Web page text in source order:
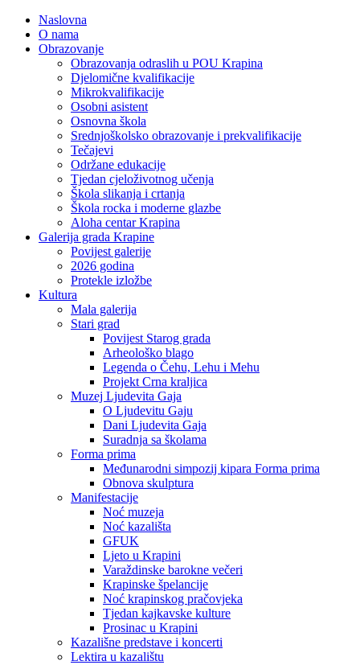
Naslovna
O nama
Obrazovanje
Obrazovanja odraslih u POU Krapina
Djelomične kvalifikacije
Mikrokvalifikacije
Osobni asistent
Osnovna škola
Srednjoškolsko obrazovanje i prekvalifikacije
Tečajevi
Održane edukacije
Tjedan cjeloživotnog učenja
Škola slikanja i crtanja
Škola rocka i moderne glazbe
Aloha centar Krapina
Galerija grada Krapine
Povijest galerije
2026 godina
Protekle izložbe
Kultura
Mala galerija
Stari grad
Povijest Starog grada
Arheološko blago
Legenda o Čehu, Lehu i Mehu
Projekt Crna kraljica
Muzej Ljudevita Gaja
O Ljudevitu Gaju
Dani Ljudevita Gaja
Suradnja sa školama
Forma prima
Međunarodni simpozij kipara Forma prima
Obnova skulptura
Manifestacije
Noć muzeja
Noć kazališta
GFUK
Ljeto u Krapini
Varaždinske barokne večeri
Krapinske špelancije
Noć krapinskog pračovjeka
Tjedan kajkavske kulture
Prosinac u Krapini
Kazališne predstave i koncerti
Lektira u kazalištu